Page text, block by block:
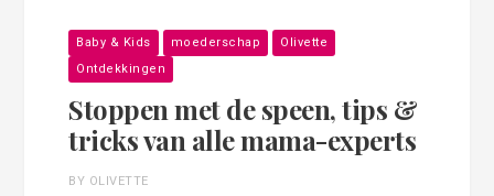
Baby & Kids moederschap
Olivette
Ontdekkingen
Stoppen met de speen, tips &
tricks van alle mama-experts
BY OLIVETTE